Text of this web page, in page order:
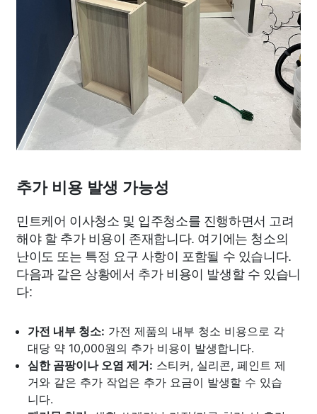
추가 비용 발생 가능성
민트케어 이사청소 및 입주청소를 진행하면서 고려
해야 할 추가 비용이 존재합니다. 여기에는 청소의
난이도 또는 특정 요구 사항이 포함될 수 있습니다.
다음과 같은 상황에서 추가 비용이 발생할 수 있습니
다:
가전 내부 청소: 가전 제품의 내부 청소 비용으로 각
대당 약 10,000원의 추가 비용이 발생합니다.
심한 곰팡이나 오염 제거: 스티커, 실리콘, 페인트 제
거와 같은 추가 작업은 추가 요금이 발생할 수 있습
니다.